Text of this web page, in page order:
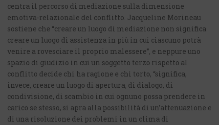
centra il percorso di mediazione sulla dimensione
emotiva-relazionale del conflitto. Jacqueline Morineau
sostiene che “creare un luogo di mediazione non significa
creare un luogo di assistenza in più in cui ciascuno potrà
venire a rovesciare il proprio malessere”, e neppure uno
spazio di giudizio in cui un soggetto terzo rispetto al
conflitto decide chi ha ragione e chi torto, “significa,
invece, creare un luogo di apertura, di dialogo, di
condivisione, di scambio in cui ognuno possa prendere in
carico se stesso, si apra alla possibilità di un’attenuazione e
di una risoluzione dei problemi in un clima di